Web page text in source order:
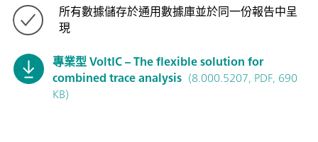
所有數據儲存於通用數據庫並於同一份報告中呈
現
專業型 VoltIC – The flexible solution for
combined trace analysis (8.000.5207, PDF, 690
KB)